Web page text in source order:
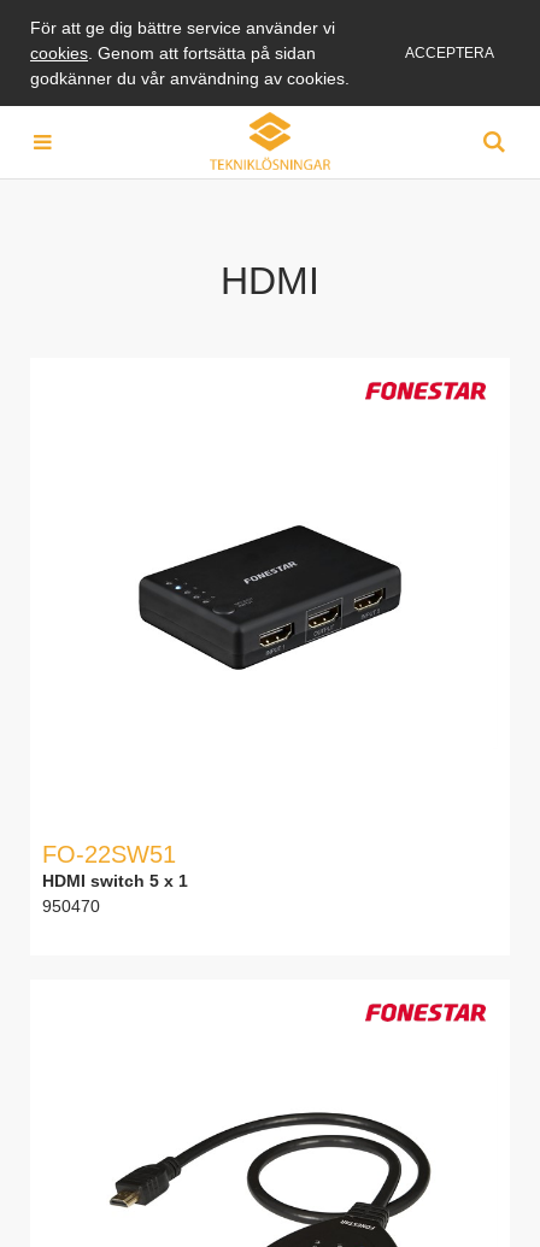
För att ge dig bättre service använder vi
cookies . Genom att fortsätta på sidan
godkänner du vår användning av cookies.
ACCEPTERA
HDMI
FO-22SW51
HDMI switch 5 x 1
950470